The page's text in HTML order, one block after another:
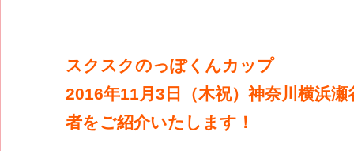
スクスクのっぽくんカップ
2016年11月3日（木祝）神奈川横浜瀬
者をご紹介いたします！